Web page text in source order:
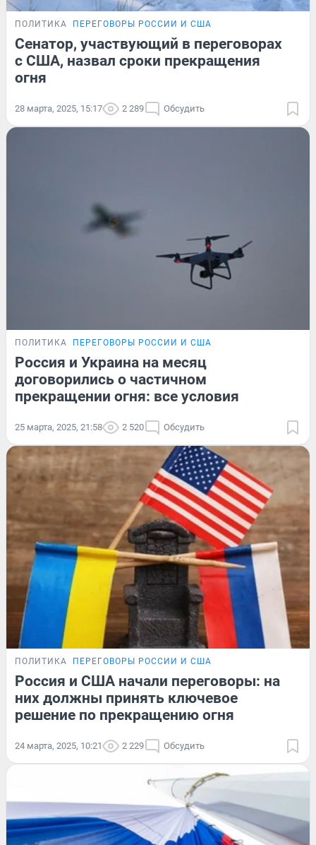
ПОЛИТИКА ПЕРЕГОВОРЫ РОССИИ И США
Сенатор, участвующий в переговорах
с США, назвал сроки прекращения
огня
28 марта, 2025, 15:17 2 289 Обсудить
ПОЛИТИКА ПЕРЕГОВОРЫ РОССИИ И США
Россия и Украина на месяц
договорились о частичном
прекращении огня: все условия
25 марта, 2025, 21:58 2 520 Обсудить
ПОЛИТИКА ПЕРЕГОВОРЫ РОССИИ И США
Россия и США начали переговоры: на
них должны принять ключевое
решение по прекращению огня
24 марта, 2025, 10:21 2 229 Обсудить